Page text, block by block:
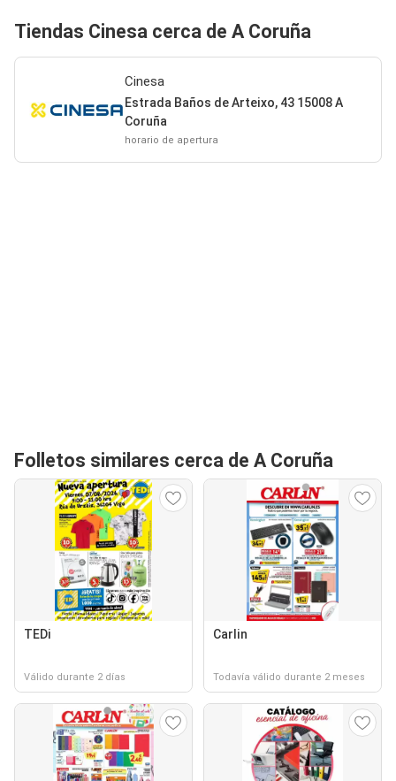
Tiendas Cinesa cerca de A Coruña
Cinesa
Estrada Baños de Arteixo, 43 15008 A
Coruña
horario de apertura
Folletos similares cerca de A Coruña
TEDi
Válido durante 2 días
Carlin
Todavía válido durante 2 meses